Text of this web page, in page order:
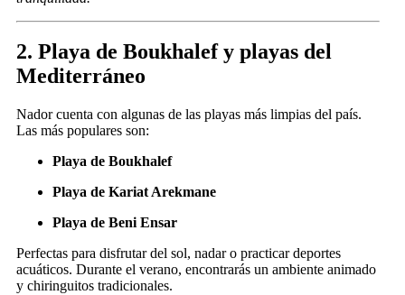
2. Playa de Boukhalef y playas del
Mediterráneo
Nador cuenta con algunas de las playas más limpias del país.
Las más populares son:
Playa de Boukhalef
Playa de Kariat Arekmane
Playa de Beni Ensar
Perfectas para disfrutar del sol, nadar o practicar deportes
acuáticos. Durante el verano, encontrarás un ambiente animado
y chiringuitos tradicionales.